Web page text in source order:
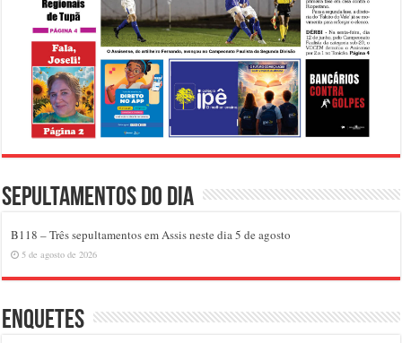
Sepultamentos do dia
B118 – Três sepultamentos em Assis neste dia 5 de agosto
5 de agosto de 2026
Enquetes